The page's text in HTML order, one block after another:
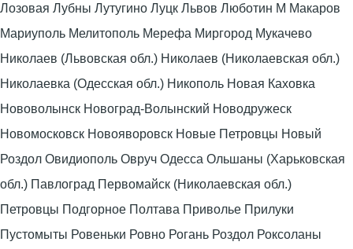
Лозовая Лубны Лутугино Луцк Львов Люботин М Макаров
Мариуполь Мелитополь Мерефа Миргород Мукачево
Николаев (Львовская обл.) Николаев (Николаевская обл.)
Николаевка (Одесская обл.) Никополь Новая Каховка
Нововолынск Новоград-Волынский Новодружеск
Новомосковск Новояворовск Новые Петровцы Новый
Роздол Овидиополь Овруч Одесса Ольшаны (Харьковская
обл.) Павлоград Первомайск (Николаевская обл.)
Петровцы Подгорное Полтава Приволье Прилуки
Пустомыты Ровеньки Ровно Рогань Роздол Роксоланы